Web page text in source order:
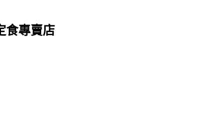
食專賣店